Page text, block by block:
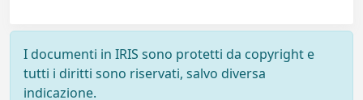
I documenti in IRIS sono protetti da copyright e
tutti i diritti sono riservati, salvo diversa
indicazione.